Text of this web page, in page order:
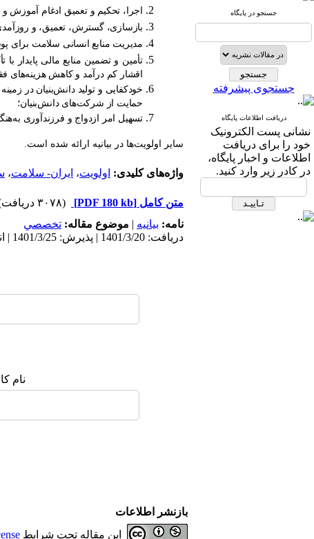
جستجو در پایگاه
جستجوی پیشرفته
دریافت اطلاعات پایگاه
نشانی پست الکترونیک
خود را برای دریافت
اطلاعات و اخبار پایگاه،
در کادر زیر وارد کنید.
اجرا، تحکیم و تعمیق ادغام
بازسازی، گسترش، تعمیق، و
مدیریت منابع انسانی سلامت برای
تأمین و تضمین منابع مالی پایدار
اقشار کم درآمد و کاهش هزینه‌های
خودکفایی و تولید دانش‌بنیان در
حمایت از شرکت‌های دانش‌بنیان؛
تسهیل امر ازدواج و فرزندآوری
سایر اولویت‌ها در بیانیه ارائه شده است.
واژه‌های کلیدی: اولویت، ایران- سلامت،
متن کامل [PDF 180 kb]
(۳۰۷۸ دریافت)
نامه: بيانيه | موضوع مقاله: تخصصي
دریافت: 1401/3/20 | پذیرش: 1401/3/25 | انتشار الکترونیک پیش از انتشار نهایی: 1401/3/31 | انتشار: 1401/3/31
نام
بازنشر اطلاعات
این مقاله تحت شرایط